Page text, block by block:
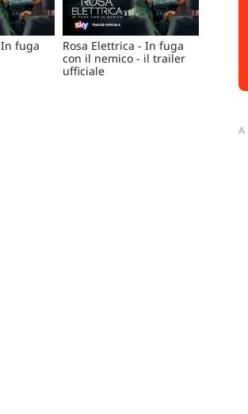
fuga
Rosa Elettrica - In fuga
con il nemico - il trailer
ufficiale